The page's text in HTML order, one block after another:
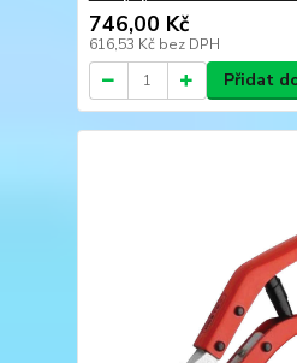
746,00 Kč
616,53 Kč bez DPH
Přidat